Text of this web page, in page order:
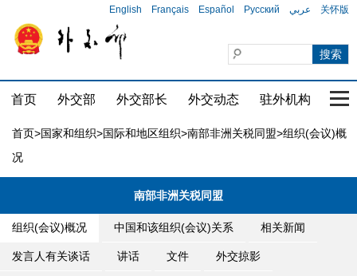
English Français Español Русский عربي 关怀版
首页 外交部 外交部长 外交动态 驻外机构 国
首页>国家和组织>国际和地区组织>南部非洲关税同盟>组织(会议)概
况
南部非洲关税同盟
组织(会议)概况 中国和该组织(会议)关系 相关新闻
发言人有关谈话 讲话 文件 外交掠影